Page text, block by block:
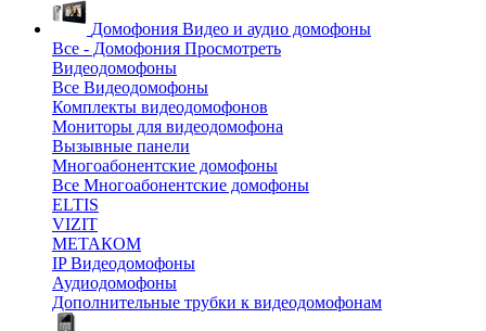
Домофония Видео и аудио домофоны
Все - Домофония Просмотреть
Видеодомофоны
Все Видеодомофоны
Комплекты видеодомофонов
Мониторы для видеодомофона
Вызывные панели
Многоабонентские домофоны
Все Многоабонентские домофоны
ELTIS
VIZIT
МЕТАКОМ
IP Видеодомофоны
Аудиодомофоны
Дополнительные трубки к видеодомофонам